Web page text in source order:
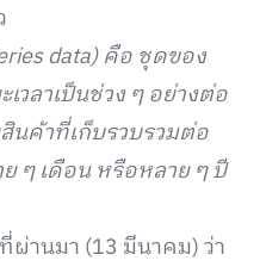
data) คือ ชุดของ
วลาเป็นช่วง ๆ อย่างต่อ
นค้าที่เก็บรวบรวมต่อ
ย ๆ เดือน หรือหลาย ๆ ปี
านมา (13 มีนาคม) ว่า